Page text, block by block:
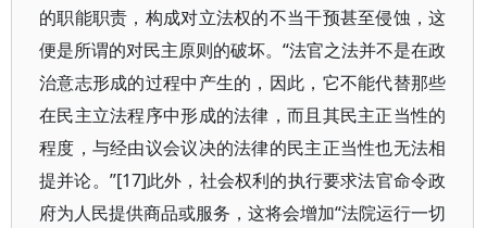
的职能职责，构成对立法权的不当干预甚至侵蚀，这
便是所谓的对民主原则的破坏。“法官之法并不是在政
治意志形成的过程中产生的，因此，它不能代替那些
在民主立法程序中形成的法律，而且其民主正当性的
程度，与经由议会议决的法律的民主正当性也无法相
提并论。”[17]此外，社会权利的执行要求法官命令政
府为人民提供商品或服务，这将会增加“法院运行一切